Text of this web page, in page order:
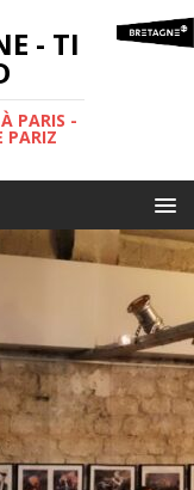
- TI
PARIS -
PARIZ